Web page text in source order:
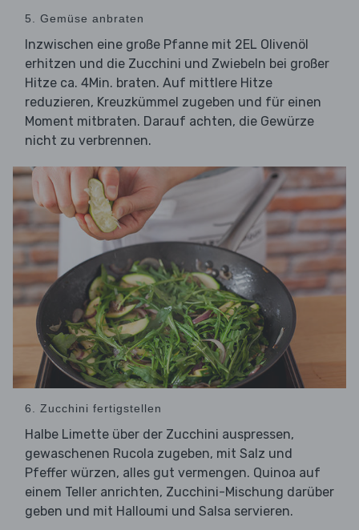
5. Gemüse anbraten
Inzwischen eine große Pfanne mit 2EL Olivenöl
erhitzen und die Zucchini und Zwiebeln bei großer
Hitze ca. 4Min. braten. Auf mittlere Hitze
reduzieren, Kreuzkümmel zugeben und für einen
Moment mitbraten. Darauf achten, die Gewürze
nicht zu verbrennen.
6. Zucchini fertigstellen
Halbe Limette über der Zucchini auspressen,
gewaschenen Rucola zugeben, mit Salz und
Pfeffer würzen, alles gut vermengen. Quinoa auf
einem Teller anrichten, Zucchini-Mischung darüber
geben und mit Halloumi und Salsa servieren.